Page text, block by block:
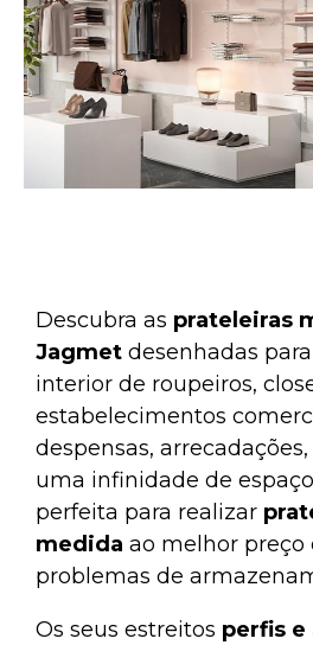
Descubra as prateleiras
Jagmet desenhadas
interior de roupeiros,
estabelecimentos
despensas,
uma infinidade de
perfeita para realizar
medida ao melhor preço
problemas de
Os seus estreitos perfis e